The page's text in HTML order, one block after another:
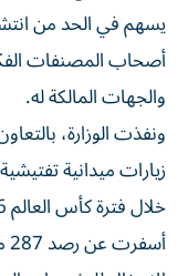
يسهم في الحد من
أصحاب المصنفات
والجهات المالكة له.
ونفذت الوزارة،